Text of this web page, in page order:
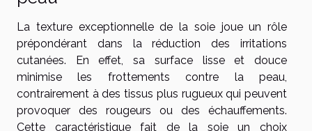
La texture exceptionnelle de la soie joue un rôle
prépondérant dans la réduction des irritations
cutanées. En effet, sa surface lisse et douce
minimise les frottements contre la peau,
contrairement à des tissus plus rugueux qui peuvent
provoquer des rougeurs ou des échauffements.
Cette caractéristique fait de la soie un choix